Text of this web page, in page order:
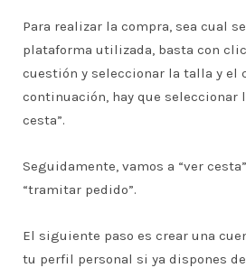
Para realizar la compra, sea cual
plataforma utilizada, basta con
cuestión y seleccionar la talla y el
continuación, hay que seleccionar
cesta”.
Seguidamente, vamos a “ver
“tramitar pedido”.
El siguiente paso es crear una
tu perfil personal si ya dispones